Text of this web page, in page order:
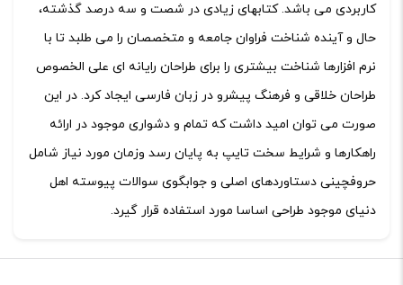
کاربردی می باشد. کتابهای زیادی در شصت و سه درصد گذشته،
حال و آینده شناخت فراوان جامعه و متخصصان را می طلبد تا با
نرم افزارها شناخت بیشتری را برای طراحان رایانه ای علی الخصوص
طراحان خلاقی و فرهنگ پیشرو در زبان فارسی ایجاد کرد. در این
صورت می توان امید داشت که تمام و دشواری موجود در ارائه
راهکارها و شرایط سخت تایپ به پایان رسد وزمان مورد نیاز شامل
حروفچینی دستاوردهای اصلی و جوابگوی سوالات پیوسته اهل
دنیای موجود طراحی اساسا مورد استفاده قرار گیرد.